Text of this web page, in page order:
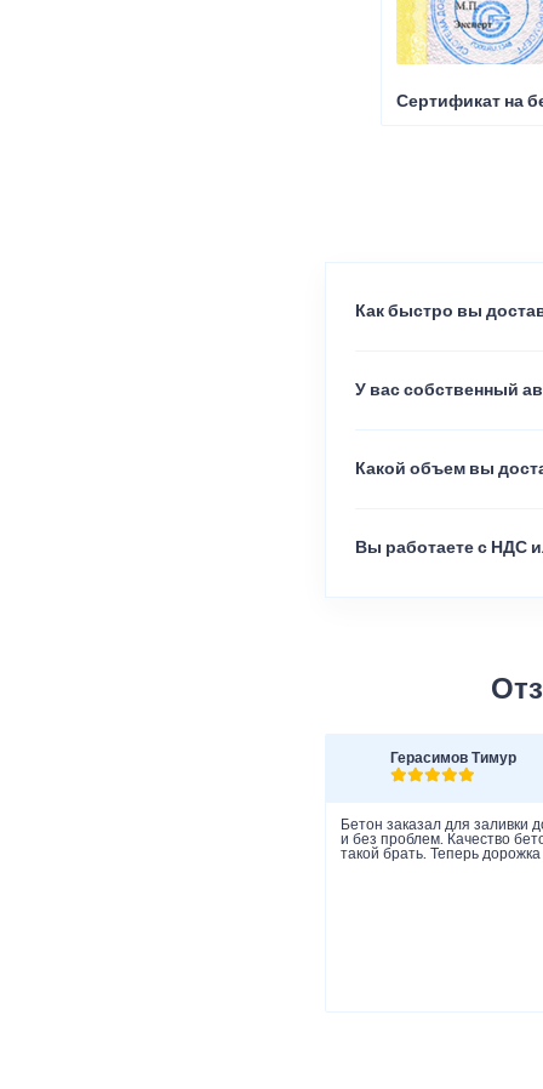
Сертификат на
Как быстро вы
У вас собственный
Какой объем вы
Вы работаете с НДС
Герасимов Тимур
Бетон заказал для заливки
и без проблем. Качество
такой брать. Теперь